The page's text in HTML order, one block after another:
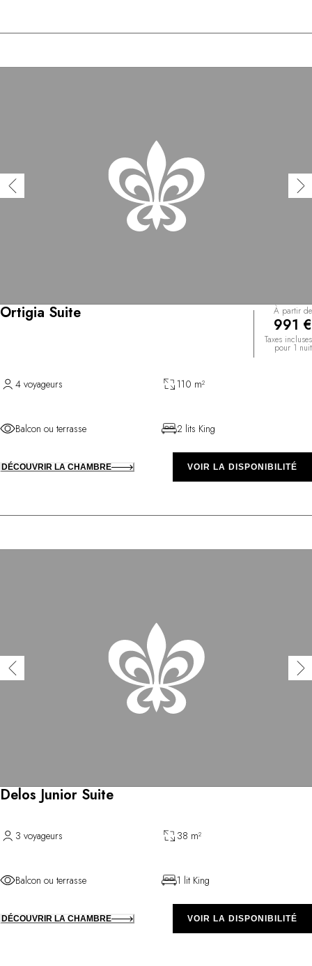
Ortigia Suite À partir de
991 €
Taxes incluses
pour 1 nuit
4 voyageurs 110 m²
Balcon ou terrasse 2 lits King
DÉCOUVRIR LA CHAMBRE VOIR LA DISPONIBILITÉ
Delos Junior Suite
3 voyageurs 38 m²
Balcon ou terrasse 1 lit King
DÉCOUVRIR LA CHAMBRE VOIR LA DISPONIBILITÉ